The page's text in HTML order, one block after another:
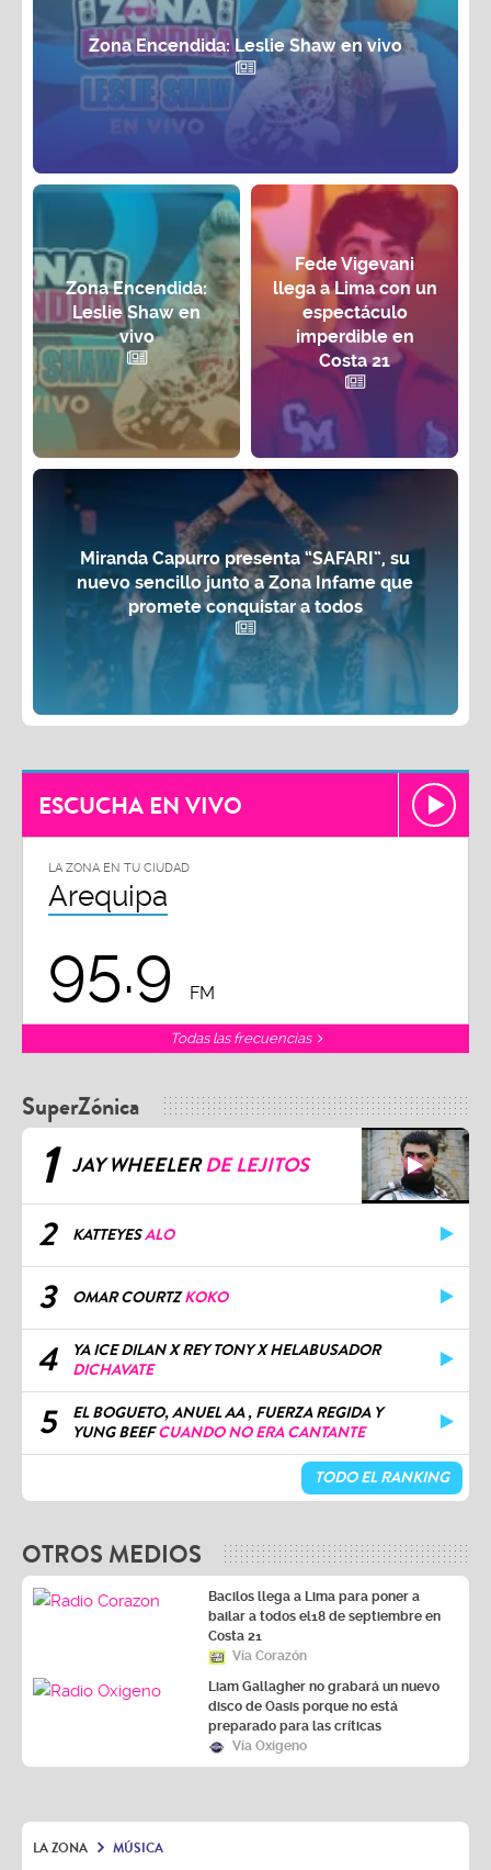
Zona Encendida: Leslie Shaw en vivo
Zona Encendida:
Leslie Shaw en
vivo
Fede Vigevani
llega a Lima con un
espectáculo
imperdible en
Costa 21
Miranda Capurro presenta “SAFARI”, su
nuevo sencillo junto a Zona Infame que
promete conquistar a todos
ESCUCHA EN VIVO
LA ZONA EN TU CIUDAD
Arequipa
95.9 FM
Todas las frecuencias
SuperZónica
1 JAY WHEELERDE LEJITOS
2 KATTEYESALO
3 OMAR COURTZKOKO
4
YA ICE DILAN X REY TONY X HELABUSADOR
DICHAVATE
5
EL BOGUETO, ANUEL AA , FUERZA REGIDA Y
YUNG BEEFCUANDO NO ERA CANTANTE
TODO EL RANKING
OTROS MEDIOS
Bacilos llega a Lima para poner a
bailar a todos el18 de septiembre en
Costa 21
Vía Corazón
Liam Gallagher no grabará un nuevo
disco de Oasis porque no está
preparado para las críticas
Vía Oxígeno
LA ZONA MÚSICA